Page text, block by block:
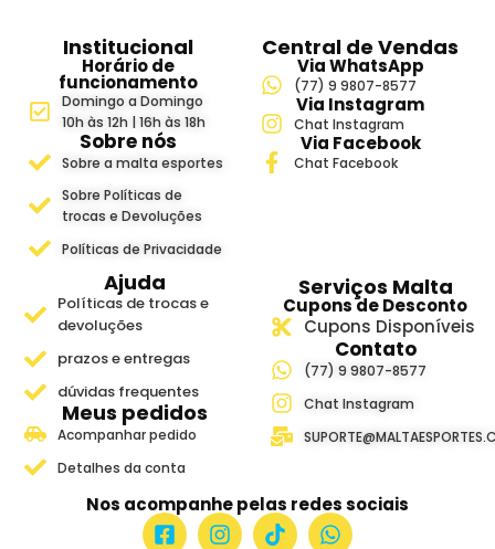
Institucional
Horário de
funcionamento
Domingo a Domingo
10h às 12h | 16h às 18h
Sobre nós
Sobre a malta esportes
Sobre Políticas de
trocas e Devoluções
Políticas de Privacidade
Central de Vendas
Via WhatsApp
(77) 9 9807-8577
Via Instagram
Chat Instagram
Via Facebook
Chat Facebook
Ajuda
Políticas de trocas e
devoluções
prazos e entregas
dúvidas frequentes
Meus pedidos
Acompanhar pedido
Detalhes da conta
Serviços Malta
Cupons de Desconto
Cupons Disponíveis
Contato
(77) 9 9807-8577
Chat Instagram
Nos acompanhe pelas redes sociais